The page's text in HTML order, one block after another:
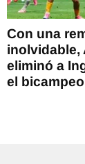
Con una
inolvidable,
eliminó a
el